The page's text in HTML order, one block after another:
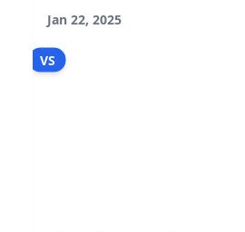
Nachteile hervorhebt.
Jan 22, 2025
VS